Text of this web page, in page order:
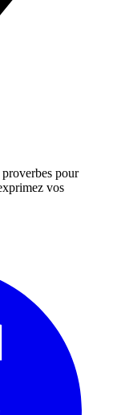
pour
vos